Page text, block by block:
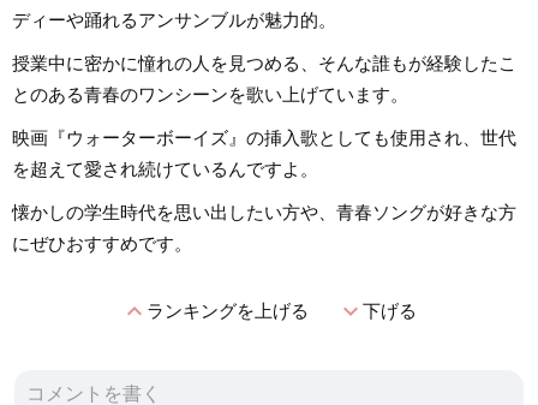
ディーや踊れるアンサンブルが魅力的。
授業中に密かに憧れの人を見つめる、そんな誰もが経験したこ
とのある青春のワンシーンを歌い上げています。
映画『ウォーターボーイズ』の挿入歌としても使用され、世代
を超えて愛され続けているんですよ。
懐かしの学生時代を思い出したい方や、青春ソングが好きな方
にぜひおすすめです。
expand_lessランキングを上げる expand_more下げる